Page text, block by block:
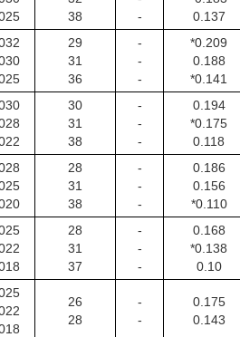
38
-
0.137
29
31
36
-
-
-
*0.209
0.188
*0.141
30
31
38
-
-
-
0.194
*0.175
0.118
28
31
38
-
-
-
0.186
0.156
*0.110
28
31
37
-
-
-
0.168
*0.138
0.10
26
28
-
-
0.175
0.143